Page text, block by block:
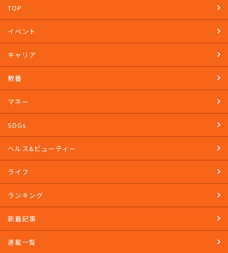
TOP
イベント
キャリア
教養
マネー
SDGs
ヘルス&ビューティー
ライフ
ランキング
新着記事
連載一覧